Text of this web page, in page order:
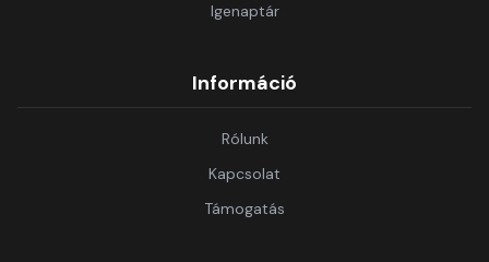
Igenaptár
Információ
Rólunk
Kapcsolat
Támogatás